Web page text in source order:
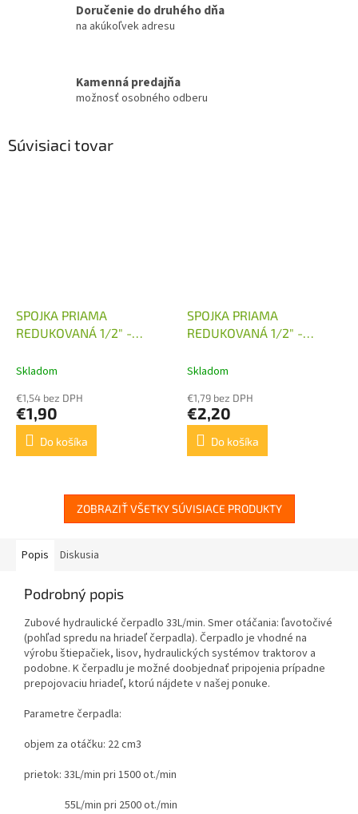
Doručenie do druhého dňa
na akúkoľvek adresu
Kamenná predajňa
možnosť osobného odberu
Súvisiaci tovar
SPOJKA PRIAMA
REDUKOVANÁ 1/2" -
Skladom
€1,54 bez DPH
€1,90
Do košíka
SPOJKA PRIAMA
REDUKOVANÁ 1/2" -
Skladom
€1,79 bez DPH
€2,20
Do košíka
ZOBRAZIŤ VŠETKY SÚVISIACE PRODUKTY
Popis Diskusia
Podrobný popis
Zubové hydraulické čerpadlo 33L/min. Smer otáčania: ľavotočivé
(pohľad spredu na hriadeľ čerpadla). Čerpadlo je vhodné na
výrobu štiepačiek, lisov, hydraulických systémov traktorov a
podobne. K čerpadlu je možné doobjednať pripojenia prípadne
prepojovaciu hriadeľ, ktorú nájdete v našej ponuke.
Parametre čerpadla:
objem za otáčku: 22 cm3
prietok: 33L/min pri 1500 ot./min
55L/min pri 2500 ot./min